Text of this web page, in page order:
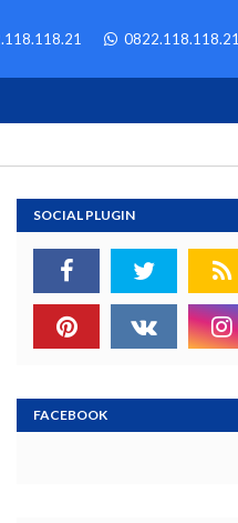
0822.118.118.21
SOCIAL PLUGIN
FACEBOOK